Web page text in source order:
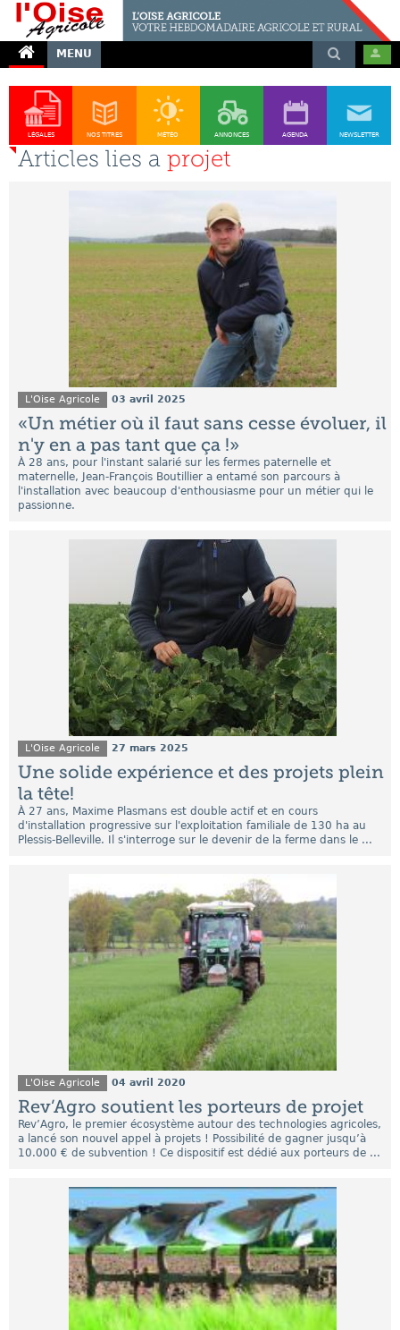
MENU
LÉGALES NOS TITRES MÉTÉO ANNONCES AGENDA NEWSLETTER
Articles lies a projet
L'Oise Agricole 03 avril 2025
«Un métier où il faut sans cesse évoluer, il
n'y en a pas tant que ça !»
À 28 ans, pour l'instant salarié sur les fermes paternelle et
maternelle, Jean-François Boutillier a entamé son parcours à
l'installation avec beaucoup d'enthousiasme pour un métier qui le
passionne.
L'Oise Agricole 27 mars 2025
Une solide expérience et des projets plein
la tête!
À 27 ans, Maxime Plasmans est double actif et en cours
d'installation progressive sur l'exploitation familiale de 130 ha au
Plessis-Belleville. Il s'interroge sur le devenir de la ferme dans le ...
L'Oise Agricole 04 avril 2020
Rev’Agro soutient les porteurs de projet
Rev’Agro, le premier écosystème autour des technologies agricoles,
a lancé son nouvel appel à projets ! Possibilité de gagner jusqu’à
10.000 € de subvention ! Ce dispositif est dédié aux porteurs de ...